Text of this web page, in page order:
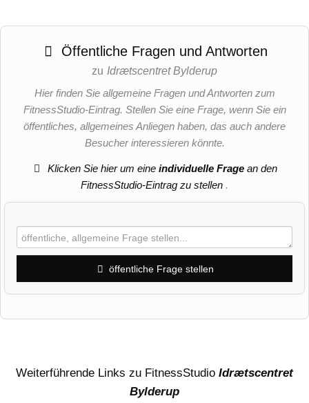
Öffentliche Fragen und Antworten
zu Idrætscentret Bylderup
Hier finden Sie allgemeine Fragen und Antworten zum
FitnessStudio-Eintrag. Stellen Sie eine Frage, wenn Sie ein
öffentliches, allgemeines Anliegen haben, das auch andere
Besucher interessieren könnte.
Klicken Sie hier um eineindividuelle Frage an den
FitnessStudio-Eintrag zu stellen .
öffentliche Frage stellen
Weiterführende Links zu FitnessStudio Idrætscentret
Bylderup